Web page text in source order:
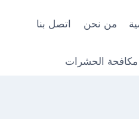
من نحن اتصل بنا
الحشرات